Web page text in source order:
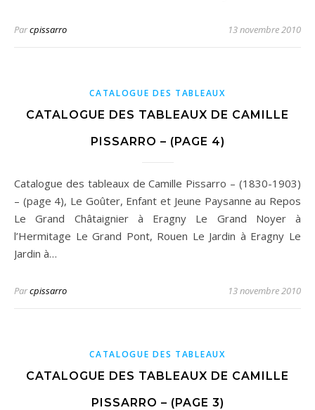
Parcpissarro 13 novembre 2010
CATALOGUE DES TABLEAUX
CATALOGUE DES TABLEAUX DE CAMILLE
PISSARRO – (PAGE 4)
Catalogue des tableaux de Camille Pissarro – (1830-1903)
– (page 4), Le Goûter, Enfant et Jeune Paysanne au Repos
Le Grand Châtaignier à Eragny Le Grand Noyer à
l’Hermitage Le Grand Pont, Rouen Le Jardin à Eragny Le
Jardin à…
Parcpissarro 13 novembre 2010
CATALOGUE DES TABLEAUX
CATALOGUE DES TABLEAUX DE CAMILLE
PISSARRO – (PAGE 3)